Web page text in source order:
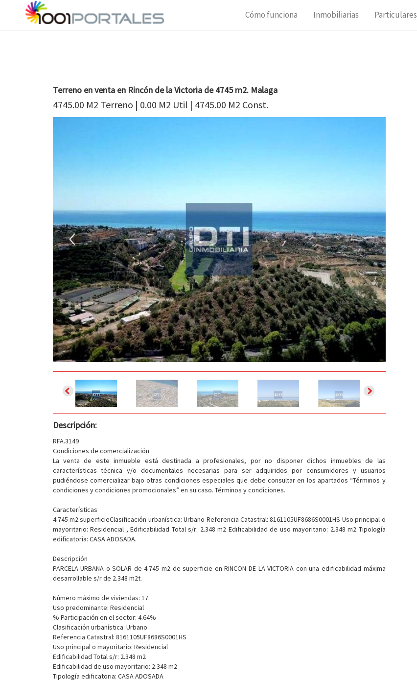
Cómo funciona Inmobiliarias Particulares
Terreno en venta en Rincón de la Victoria de 4745 m2. Malaga
4745.00 M2 Terreno | 0.00 M2 Util | 4745.00 M2 Const.
Descripción:
RFA.3149
Condiciones de comercialización
La venta de este inmueble está destinada a profesionales, por no disponer dichos inmuebles de las
características técnica y/o documentales necesarias para ser adquiridos por consumidores y usuarios
pudiéndose comercializar bajo otras condiciones especiales que debe consultar en los apartados “Términos y
condiciones y condiciones promocionales” en su caso. Términos y condiciones.
Características
4.745 m2 superficieClasificación urbanística: Urbano Referencia Catastral: 8161105UF8686S0001HS Uso principal o
mayoritario: Residencial , Edificabilidad Total s/r: 2.348 m2 Edificabilidad de uso mayoritario: 2.348 m2 Tipología
edificatoria: CASA ADOSADA.
Descripción
PARCELA URBANA o SOLAR de 4.745 m2 de superficie en RINCON DE LA VICTORIA con una edificabilidad máxima
desarrollable s/r de 2.348 m2t.
Número máximo de viviendas: 17
Uso predominante: Residencial
% Participación en el sector: 4.64%
Clasificación urbanística: Urbano
Referencia Catastral: 8161105UF8686S0001HS
Uso principal o mayoritario: Residencial
Edificabilidad Total s/r: 2.348 m2
Edificabilidad de uso mayoritario: 2.348 m2
Tipología edificatoria: CASA ADOSADA